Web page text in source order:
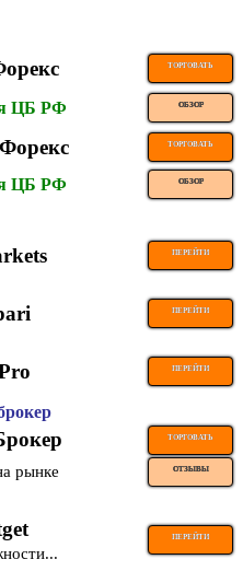
ТОРГОВАТЬ
ЦБ РФ ОБЗОР
ТОРГОВАТЬ
ЦБ РФ ОБЗОР
ПЕРЕЙТИ
ПЕРЕЙТИ
ПЕРЕЙТИ
ТОРГОВАТЬ
рынке ОТЗЫВЫ
ПЕРЕЙТИ